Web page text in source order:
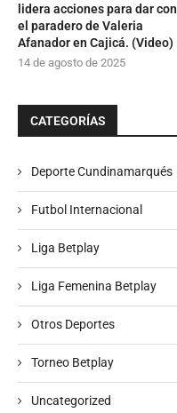
lidera acciones para dar con
el paradero de Valeria
Afanador en Cajicá. (Video)
14 de agosto de 2025
CATEGORÍAS
Deporte Cundinamarqués
Futbol Internacional
Liga Betplay
Liga Femenina Betplay
Otros Deportes
Torneo Betplay
Uncategorized